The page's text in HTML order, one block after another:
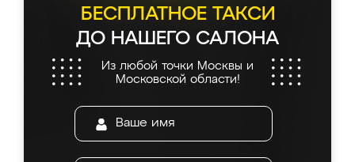
БЕСПЛАТНОЕ ТАКСИ
ДО НАШЕГО САЛОНА
Из любой точки Москвы и
Московской области!